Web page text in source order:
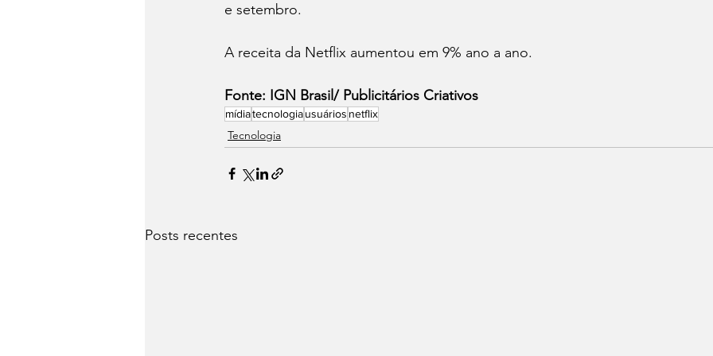
e setembro.
A receita da Netflix aumentou em 9% ano a ano.
Fonte: IGN Brasil/ Publicitários Criativos
mídiatecnologiausuários netflix
Tecnologia
Posts recentes